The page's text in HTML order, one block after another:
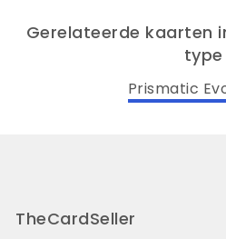
Gerelateerde kaarten
type
Prismatic
TheCardSeller